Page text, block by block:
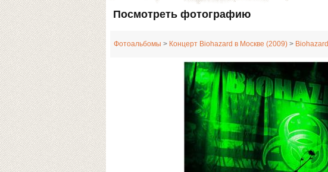
Посмотреть фотографию
Фотоальбомы > Концерт Biohazard в Москве (2009) > Biohazard